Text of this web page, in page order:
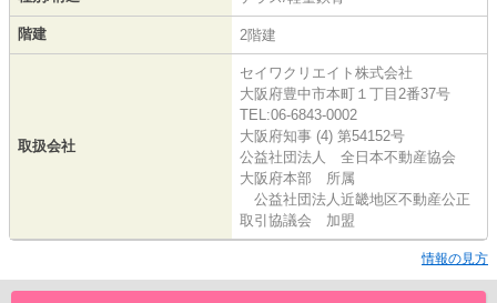
階建 2階建
取扱会社
セイワクリエイト株式会社
大阪府豊中市本町１丁目2番37号
TEL:06-6843-0002
大阪府知事 (4) 第54152号
公益社団法人 全日本不動産協会
大阪府本部 所属
公益社団法人近畿地区不動産公正
取引協議会 加盟
情報の見方